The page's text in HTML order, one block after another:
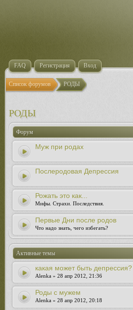
FAQ Регистрация Вход
Список форумов РОДЫ
РОДЫ
Форум
Муж при родах
Послеродовая Депрессия
Рожать это как...
Мифы. Страхи. Последствия.
Первые Дни после родов
Что надо знать, чего избегать?
Активные темы
какая может быть депрессия?
Alenka » 28 апр 2012, 21:36
Роды с мужем
Alenka » 28 апр 2012, 20:18